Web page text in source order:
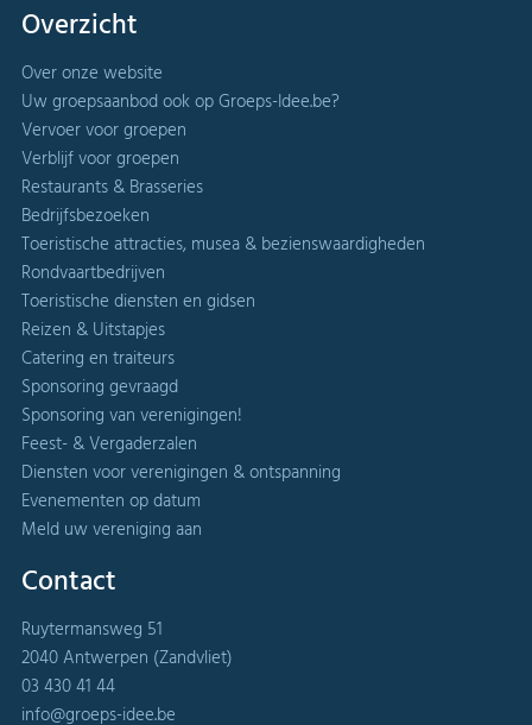
Overzicht
Over onze website
Uw groepsaanbod ook op Groeps-Idee.be?
Vervoer voor groepen
Verblijf voor groepen
Restaurants & Brasseries
Bedrijfsbezoeken
Toeristische attracties, musea & bezienswaardigheden
Rondvaartbedrijven
Toeristische diensten en gidsen
Reizen & Uitstapjes
Catering en traiteurs
Sponsoring gevraagd
Sponsoring van verenigingen!
Feest- & Vergaderzalen
Diensten voor verenigingen & ontspanning
Evenementen op datum
Meld uw vereniging aan
Contact
Ruytermansweg 51
2040 Antwerpen (Zandvliet)
03 430 41 44
info@groeps-idee.be